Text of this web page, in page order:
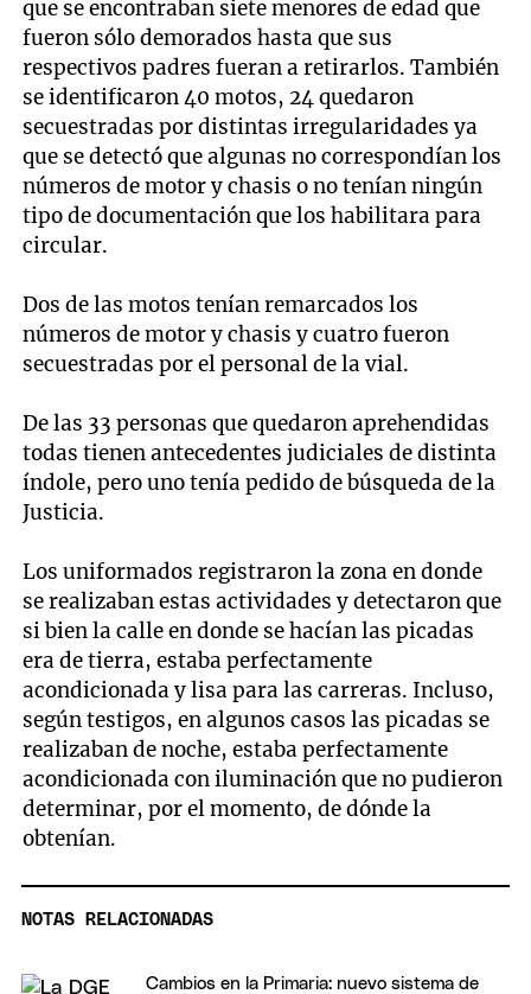
que se encontraban siete menores de edad que
fueron sólo demorados hasta que sus
respectivos padres fueran a retirarlos. También
se identificaron 40 motos, 24 quedaron
secuestradas por distintas irregularidades ya
que se detectó que algunas no correspondían los
números de motor y chasis o no tenían ningún
tipo de documentación que los habilitara para
circular.
Dos de las motos tenían remarcados los
números de motor y chasis y cuatro fueron
secuestradas por el personal de la vial.
De las 33 personas que quedaron aprehendidas
todas tienen antecedentes judiciales de distinta
índole, pero uno tenía pedido de búsqueda de la
Justicia.
Los uniformados registraron la zona en donde
se realizaban estas actividades y detectaron que
si bien la calle en donde se hacían las picadas
era de tierra, estaba perfectamente
acondicionada y lisa para las carreras. Incluso,
según testigos, en algunos casos las picadas se
realizaban de noche, estaba perfectamente
acondicionada con iluminación que no pudieron
determinar, por el momento, de dónde la
obtenían.
NOTAS RELACIONADAS
Cambios en la Primaria: nuevo sistema de